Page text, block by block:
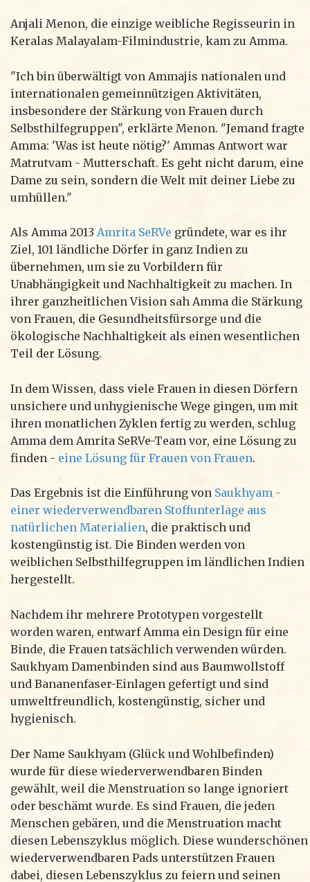
Anjali Menon, die einzige weibliche Regisseurin in
Keralas Malayalam-Filmindustrie, kam zu Amma.
"Ich bin überwältigt von Ammajis nationalen und
internationalen gemeinnützigen Aktivitäten,
insbesondere der Stärkung von Frauen durch
Selbsthilfegruppen", erklärte Menon. "Jemand fragte
Amma: 'Was ist heute nötig?' Ammas Antwort war
Matrutvam - Mutterschaft. Es geht nicht darum, eine
Dame zu sein, sondern die Welt mit deiner Liebe zu
umhüllen."
Als Amma 2013 Amrita SeRVe gründete, war es ihr
Ziel, 101 ländliche Dörfer in ganz Indien zu
übernehmen, um sie zu Vorbildern für
Unabhängigkeit und Nachhaltigkeit zu machen. In
ihrer ganzheitlichen Vision sah Amma die Stärkung
von Frauen, die Gesundheitsfürsorge und die
ökologische Nachhaltigkeit als einen wesentlichen
Teil der Lösung.
In dem Wissen, dass viele Frauen in diesen Dörfern
unsichere und unhygienische Wege gingen, um mit
ihren monatlichen Zyklen fertig zu werden, schlug
Amma dem Amrita SeRVe-Team vor, eine Lösung zu
finden - eine Lösung für Frauen von Frauen.
Das Ergebnis ist die Einführung von Saukhyam -
einer wiederverwendbaren Stoffunterlage aus
natürlichen Materialien, die praktisch und
kostengünstig ist. Die Binden werden von
weiblichen Selbsthilfegruppen im ländlichen Indien
hergestellt.
Nachdem ihr mehrere Prototypen vorgestellt
worden waren, entwarf Amma ein Design für eine
Binde, die Frauen tatsächlich verwenden würden.
Saukhyam Damenbinden sind aus Baumwollstoff
und Bananenfaser-Einlagen gefertigt und sind
umweltfreundlich, kostengünstig, sicher und
hygienisch.
Der Name Saukhyam (Glück und Wohlbefinden)
wurde für diese wiederverwendbaren Binden
gewählt, weil die Menstruation so lange ignoriert
oder beschämt wurde. Es sind Frauen, die jeden
Menschen gebären, und die Menstruation macht
diesen Lebenszyklus möglich. Diese wunderschönen
wiederverwendbaren Pads unterstützen Frauen
dabei, diesen Lebenszyklus zu feiern und seinen